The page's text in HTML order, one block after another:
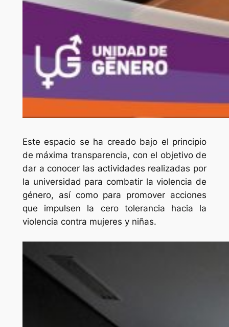
Este espacio se ha creado bajo el principio
de máxima transparencia, con el objetivo de
dar a conocer las actividades realizadas por
la universidad para combatir la violencia de
género, así como para promover acciones
que impulsen la cero tolerancia hacia la
violencia contra mujeres y niñas.